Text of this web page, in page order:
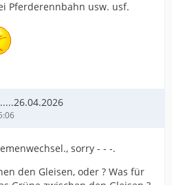
Pferderennbahn usw. usf.
sorry - - -.
den Gleisen, oder ? Was für